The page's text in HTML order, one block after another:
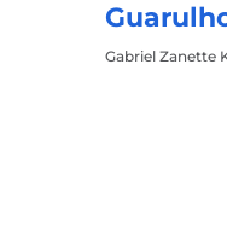
Gabriel Zanette